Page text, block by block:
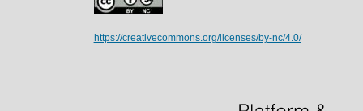
https://creativecommons.org/licenses/by-nc/4.0/